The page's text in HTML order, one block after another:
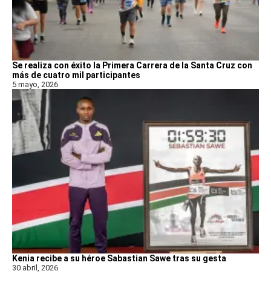
Se realiza con éxito la Primera Carrera de la Santa Cruz con
más de cuatro mil participantes
5 mayo, 2026
Kenia recibe a su héroe Sabastian Sawe tras su gesta
30 abril, 2026